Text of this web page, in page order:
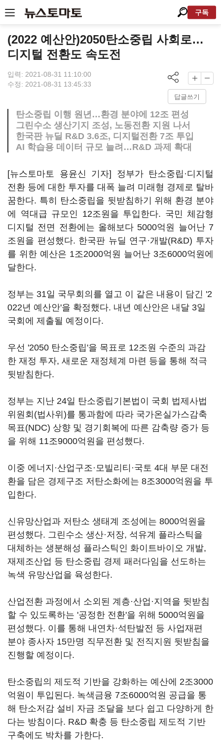
구독
(2022 예산안)2050탄소중립 사회로…
디지털 전환도 속도전
입력: 2021-08-31 11:10:00
수정: 2021-08-31 13:45:33
답글쓰기
탄소중립 이행 원년…환경 분야에 12조 편성
그린수소 생산기지 조성, 노동전환 지원 나서
한국판 뉴딜 R&D 3.6조, 디지털전환 7조 투입
AI 학습용 데이터 규모 늘려…R&D 과제 확대
[뉴스토마토 용윤신 기자] 정부가 탄소중립·디지털
전환 등에 대한 투자를 대폭 늘려 미래형 경제로 탈바
꿈한다. 특히 탄소중립을 뒷받침하기 위해 환경 분야
에 역대급 규모인 12조원을 투입한다. 국민 체감형
디지털 전면 전환에는 올해보다 5000억원 늘어난 7
조원을 편성했다. 한국판 뉴딜 연구·개발(R&D) 투자
를 위한 예산은 1조2000억원 늘어난 3조6000억원에
달한다.
정부는 31일 국무회의를 열고 이 같은 내용이 담긴 '2
022년 예산안'을 확정했다. 내년 예산안은 내달 3일
국회에 제출될 예정이다.
우선 '2050 탄소중립'을 목표로 12조원 수준의 과감
한 재정 투자, 새로운 재정체계 마련 등을 통해 적극
뒷받침한다.
정부는 지난 24일 탄소중립기본법이 국회 법제사법
위원회(법사위)를 통과함에 따라 국가온실가스감축
목표(NDC) 상향 및 경기회복에 따른 감축량 증가 등
을 위해 11조9000억원을 편성했다.
이중 에너지·산업구조·모빌리티·국토 4대 부문 대전
환을 담은 경제구조 저탄소화에는 8조3000억원을 투
입한다.
신유망산업과 저탄소 생태계 조성에는 8000억원을
편성했다. 그린수소 생산·저장, 석유계 플라스틱을
대체하는 생분해성 플라스틱인 화이트바이오 개발,
재제조산업 등 탄소중립 경제 패러다임을 선도하는
녹색 유망산업을 육성한다.
산업전환 과정에서 소외된 계층·산업·지역을 뒷받침
할 수 있도록하는 '공정한 전환'을 위해 5000억원을
편성했다. 이를 통해 내연차·석탄발전 등 사업재편
분야 종사자 15만명 직무전환 및 전직지원 뒷받침을
진행할 예정이다.
탄소중립의 제도적 기반을 강화하는 예산에 2조3000
억원이 투입된다. 녹색금융 7조6000억원 공급을 통
해 탄소저감 설비 자금 조달을 보다 쉽고 다양하게 한
다는 방침이다. R&D 확충 등 탄소중립 제도적 기반
구축에도 박차를 가한다.